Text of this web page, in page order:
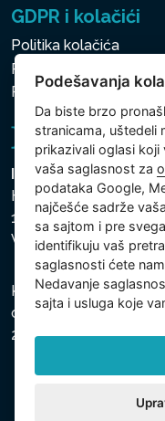
GDPR i kolačići
Politika kolačića
Politika zaštite ličnih i
Politika kolačića
Intex Trading, s.r.o.
Hradecká 2526/3
130 00 Praha 3
Vinohrady - Česká
Kompanija je
odeljak C, uložak
26150808, Poreski
Podešavanja
Da biste brzo
stranicama, uštedeli
prikazivali oglasi koji
vaša saglasnost za
podataka Google,
najčešće sadrže
sa sajtom i pre
identifikuju vaš
saglasnosti ćete
Nedavanje
sajta i usluga koje